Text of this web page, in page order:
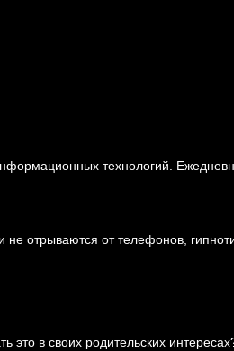
технологий.
не отрываются от телефонов,
это в своих родительских